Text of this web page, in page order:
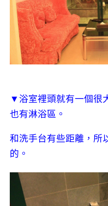
▼浴室裡頭就有一個很
也有淋浴區。
和洗手台有些距離，所
的。